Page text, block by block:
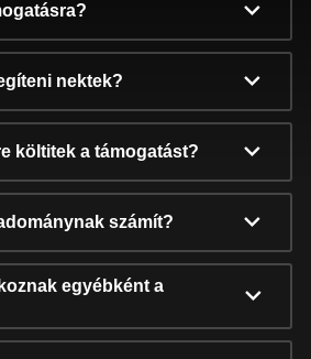
nektek?
költitek a támogatást?
számít?
egyébként a